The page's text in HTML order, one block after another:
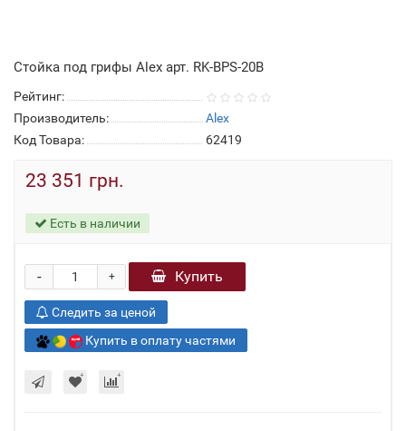
Стойка под грифы Alex арт. RK-BPS-20B
Рейтинг:
Производитель:
Alex
Код Товара:
62419
23 351 грн.
Есть в наличии
+
- Купить
Следить за ценой
Купить в оплату частями